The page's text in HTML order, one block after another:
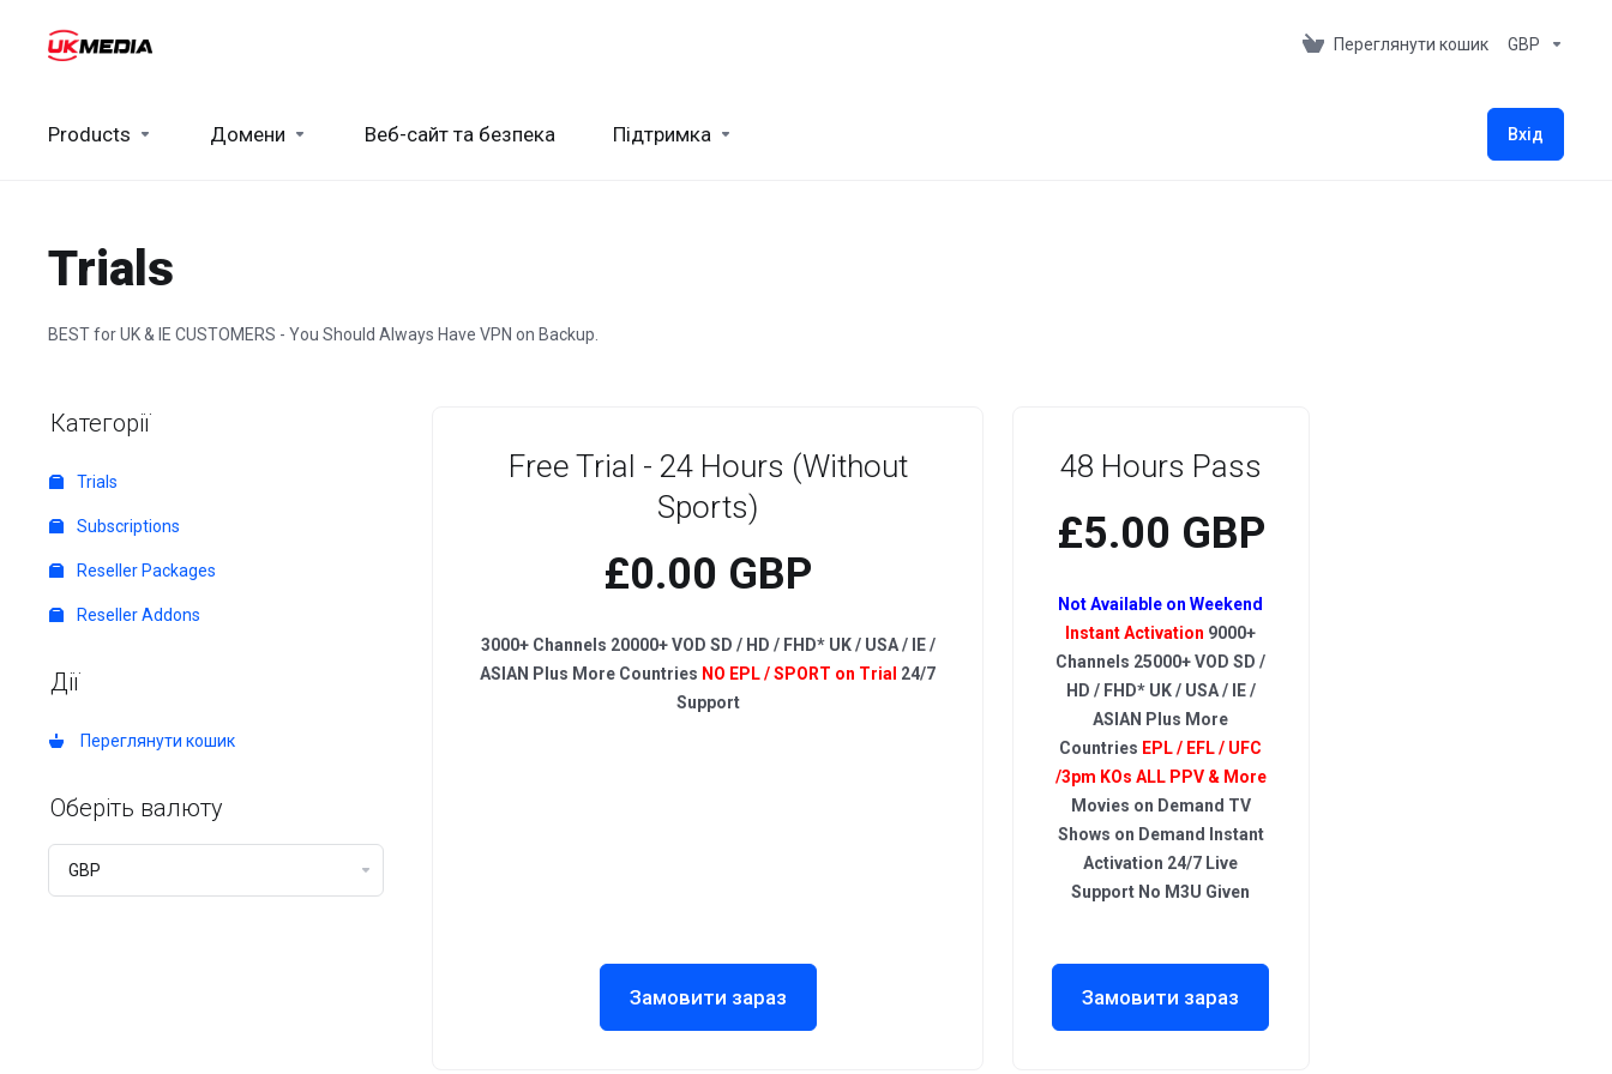
Переглянути кошик GBP
Products Домени Веб-сайт та безпека Підтримка Вхід
Trials
BEST for UK & IE CUSTOMERS - You Should Always Have VPN on Backup.
Категорії
Trials
Subscriptions
Reseller Packages
Reseller Addons
Дії
Переглянути кошик
Оберіть валюту
Free Trial - 24 Hours (Without
Sports)
£0.00 GBP
3000+ Channels 20000+ VOD SD / HD / FHD* UK / USA / IE /
ASIAN Plus More Countries NO EPL / SPORT on Trial 24/7
Support
Замовити зараз
48 Hours Pass
£5.00 GBP
Not Available on Weekend
Instant Activation 9000+
Channels 25000+ VOD SD /
HD / FHD* UK / USA / IE /
ASIAN Plus More
Countries EPL / EFL / UFC
/3pm KOs ALL PPV & More
Movies on Demand TV
Shows on Demand Instant
Activation 24/7 Live
Support No M3U Given
Замовити зараз